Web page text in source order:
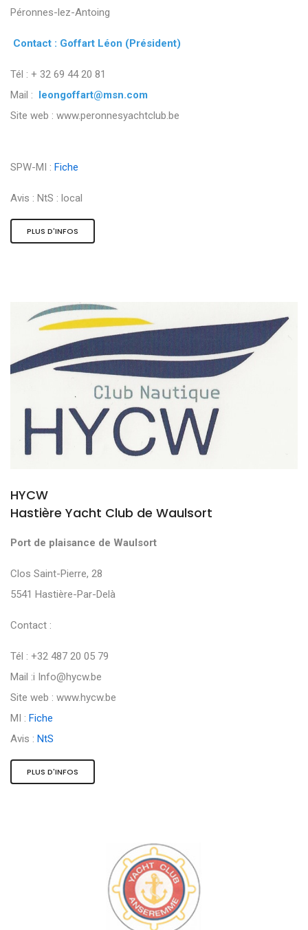
Péronnes-lez-Antoing
Contact : Goffart Léon (Président)
Tél : + 32 69 44 20 81
Mail : leongoffart@msn.com
Site web : www.peronnesyachtclub.be
SPW-MI : Fiche
Avis : NtS : local
PLUS D'INFOS
HYCW
Hastière Yacht Club de Waulsort
Port de plaisance de Waulsort
Clos Saint-Pierre, 28
5541 Hastière-Par-Delà
Contact :
Tél : +32 487 20 05 79
Mail :i Info@hycw.be
Site web : www.hycw.be
MI : Fiche
Avis : NtS
PLUS D'INFOS